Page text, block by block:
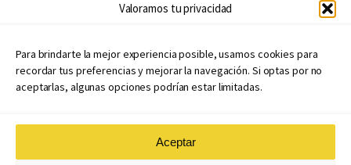
Valoramos tu privacidad
Para brindarte la mejor experiencia posible, usamos cookies para
recordar tus preferencias y mejorar la navegación. Si optas por no
aceptarlas, algunas opciones podrían estar limitadas.
Aceptar
Políticas de publicación
Políticas de coedición
Atribuciones